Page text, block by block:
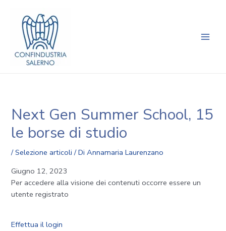
contenuto
Next Gen Summer School, 15
le borse di studio
/Selezione articoli / DiAnnamaria Laurenzano
Giugno 12, 2023
Per accedere alla visione dei contenuti occorre essere un
utente registrato
Effettua il login
articoli